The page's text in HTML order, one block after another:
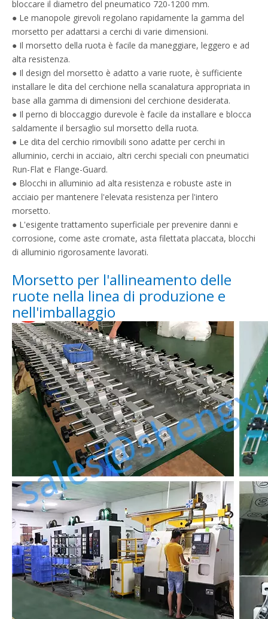
bloccare il diametro del pneumatico 720-1200 mm.
● Le manopole girevoli regolano rapidamente la gamma del
morsetto per adattarsi a cerchi di varie dimensioni.
● Il morsetto della ruota è facile da maneggiare, leggero e ad
alta resistenza.
● Il design del morsetto è adatto a varie ruote, è sufficiente
installare le dita del cerchione nella scanalatura appropriata in
base alla gamma di dimensioni del cerchione desiderata.
● Il perno di bloccaggio durevole è facile da installare e blocca
saldamente il bersaglio sul morsetto della ruota.
● Le dita del cerchio rimovibili sono adatte per cerchi in
alluminio, cerchi in acciaio, altri cerchi speciali con pneumatici
Run-Flat e Flange-Guard.
● Blocchi in alluminio ad alta resistenza e robuste aste in
acciaio per mantenere l'elevata resistenza per l'intero
morsetto.
● L'esigente trattamento superficiale per prevenire danni e
corrosione, come aste cromate, asta filettata placcata, blocchi
di alluminio rigorosamente lavorati.
Morsetto per l'allineamento delle
ruote nella linea di produzione e
nell'imballaggio